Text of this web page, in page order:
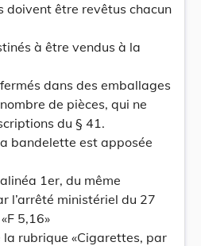
doivent être revêtus chacun
à être vendus à la
dans des emballages
de pièces, qui ne
du § 41.
bandelette est apposée
1er, du même
l’arrêté ministériel du 27
5,16»
rubrique «Cigarettes, par